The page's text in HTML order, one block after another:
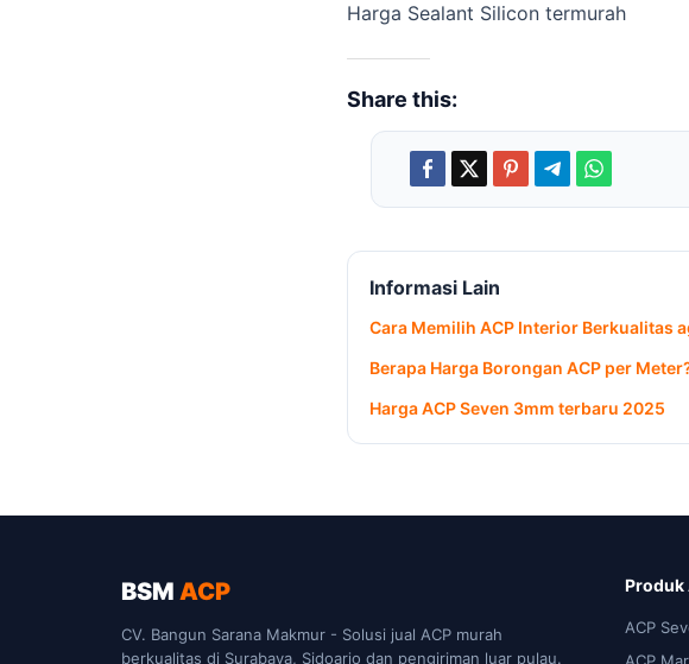
Harga Sealant Silicon termurah
Share this:
Informasi Lain
Cara Memilih ACP Interior Berkualitas
Berapa Harga Borongan ACP per
Harga ACP Seven 3mm terbaru 2025
BSM ACP
CV. Bangun Sarana Makmur - Solusi jual ACP murah
berkualitas di Surabaya, Sidoarjo dan pengiriman luar pulau.
Produk
ACP